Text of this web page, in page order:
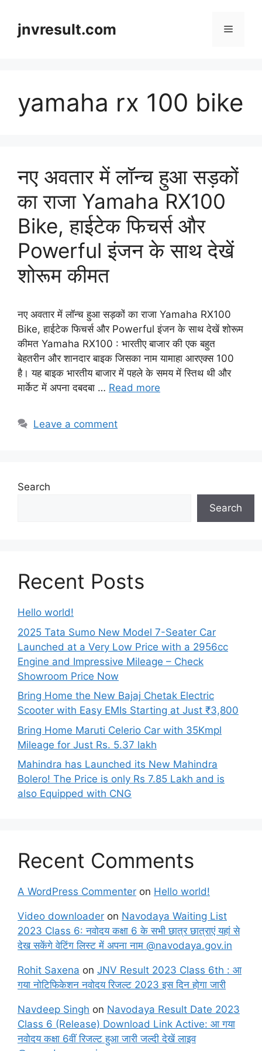
contentjnvresult.com Menu
yamaha rx 100 bike
नए अवतार में लॉन्च हुआ सड़कों
का राजा Yamaha RX100
Bike, हाईटेक फिचर्स और
Powerful इंजन के साथ देखें
शोरूम कीमत
नए अवतार में लॉन्च हुआ सड़कों का राजा Yamaha RX100
Bike, हाईटेक फिचर्स और Powerful इंजन के साथ देखें शोरूम
कीमत Yamaha RX100 : भारतीए बाजार की एक बहुत
बेहतरीन और शानदार बाइक जिसका नाम यामाहा आरएक्स 100
है। यह बाइक भारतीय बाजार में पहले के समय में स्तिथ थी और
मार्केट में अपना दबदबा … Read more
Leave a comment
Search
Search
Recent Posts
Hello world!
2025 Tata Sumo New Model 7-Seater Car
Launched at a Very Low Price with a 2956cc
Engine and Impressive Mileage – Check
Showroom Price Now
Bring Home the New Bajaj Chetak Electric
Scooter with Easy EMIs Starting at Just ₹3,800
Bring Home Maruti Celerio Car with 35Kmpl
Mileage for Just Rs. 5.37 lakh
Mahindra has Launched its New Mahindra
Bolero! The Price is only Rs 7.85 Lakh and is
also Equipped with CNG
Recent Comments
A WordPress Commenter on Hello world!
Video downloader on Navodaya Waiting List
2023 Class 6: नवोदय कक्षा 6 के सभी छात्र छात्राएं यहां से
देख सकेंगे वेटिंग लिस्ट में अपना नाम @navodaya.gov.in
Rohit Saxena on JNV Result 2023 Class 6th : आ
गया नोटिफिकेशन नवोदय रिजल्ट 2023 इस दिन होगा जारी
Navdeep Singh on Navodaya Result Date 2023
Class 6 (Release) Download Link Active: आ गया
नवोदय कक्षा 6वीं रिजल्ट हुआ जारी जल्दी देखें लाइव